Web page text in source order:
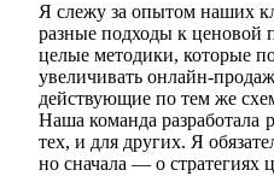
Я слежу за опытом наших
разные подходы к ценовой
целые методики, которые
увеличивать онлайн-
действующие по тем же
Наша команда разработала
тех, и для других. Я
но сначала — о стратегиях